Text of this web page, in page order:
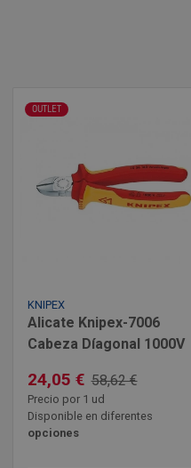
OUTLET
KNIPEX
Alicate Knipex-7006
Cabeza Díagonal 1000V
24,05 € 58,62 €
Precio por 1 ud
Disponible en diferentes
opciones